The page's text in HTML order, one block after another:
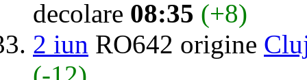
decolare 08:35 (+8)
2 iun RO642 origine